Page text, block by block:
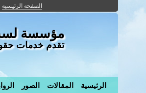
الصفحة الرئيسية
مؤسسة لست
تقدم خدمات
الرئيسية المقالات الصور